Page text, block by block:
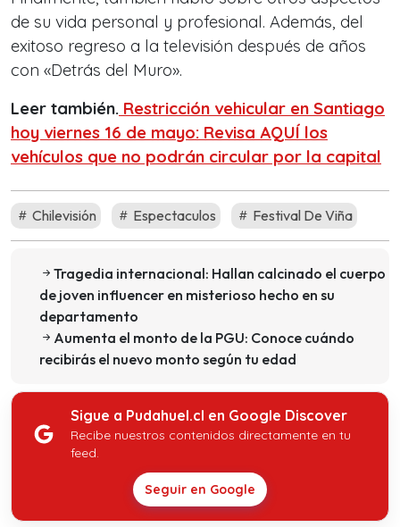
de su vida personal y profesional. Además, del
exitoso regreso a la televisión después de años
con «Detrás del Muro».
Leer también. Restricción vehicular en Santiago
hoy viernes 16 de mayo: Revisa AQUÍ los
vehículos que no podrán circular por la capital
Chilevisión Espectaculos Festival De Viña
Tragedia internacional: Hallan calcinado el cuerpo
de joven influencer en misterioso hecho en su
departamento
Aumenta el monto de la PGU: Conoce cuándo
recibirás el nuevo monto según tu edad
Sigue a Pudahuel.cl en Google Discover
Recibe nuestros contenidos directamente en tu
feed.
Seguir en Google